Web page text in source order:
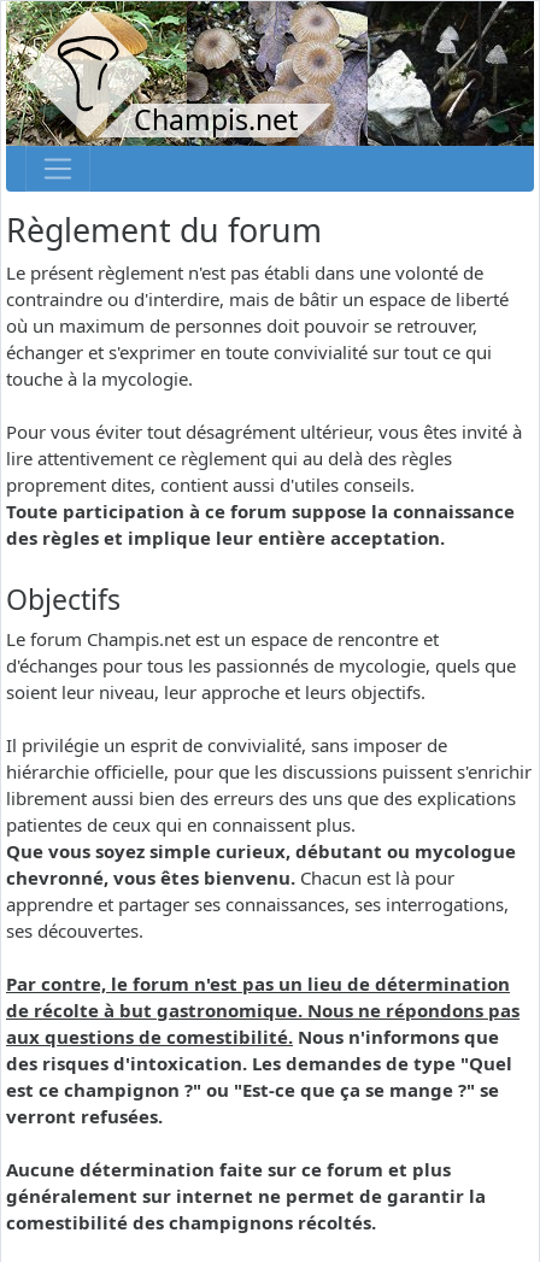
Champis.net
Règlement du forum
Le présent règlement n'est pas établi dans une volonté de
contraindre ou d'interdire, mais de bâtir un espace de liberté
où un maximum de personnes doit pouvoir se retrouver,
échanger et s'exprimer en toute convivialité sur tout ce qui
touche à la mycologie.
Pour vous éviter tout désagrément ultérieur, vous êtes invité à
lire attentivement ce règlement qui au delà des règles
proprement dites, contient aussi d'utiles conseils.
Toute participation à ce forum suppose la connaissance
des règles et implique leur entière acceptation.
Objectifs
Le forum Champis.net est un espace de rencontre et
d'échanges pour tous les passionnés de mycologie, quels que
soient leur niveau, leur approche et leurs objectifs.
Il privilégie un esprit de convivialité, sans imposer de
hiérarchie officielle, pour que les discussions puissent s'enrichir
librement aussi bien des erreurs des uns que des explications
patientes de ceux qui en connaissent plus.
Que vous soyez simple curieux, débutant ou mycologue
chevronné, vous êtes bienvenu. Chacun est là pour
apprendre et partager ses connaissances, ses interrogations,
ses découvertes.
Par contre, le forum n'est pas un lieu de détermination
de récolte à but gastronomique. Nous ne répondons pas
aux questions de comestibilité. Nous n'informons que
des risques d'intoxication. Les demandes de type "Quel
est ce champignon ?" ou "Est-ce que ça se mange ?" se
verront refusées.
Aucune détermination faite sur ce forum et plus
généralement sur internet ne permet de garantir la
comestibilité des champignons récoltés.